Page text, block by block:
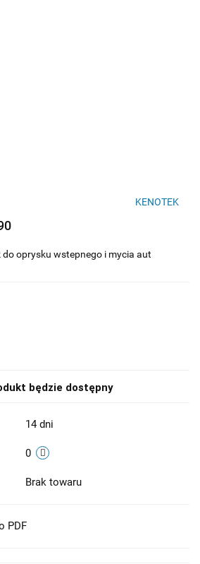
KENOTEK
oprysku wstepnego i mycia aut
będzie dostępny
14 dni
0
Brak towaru
PDF